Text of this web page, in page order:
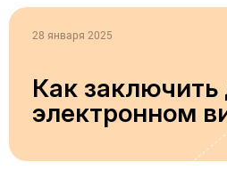
28 января 2025
Как заключить
электронном